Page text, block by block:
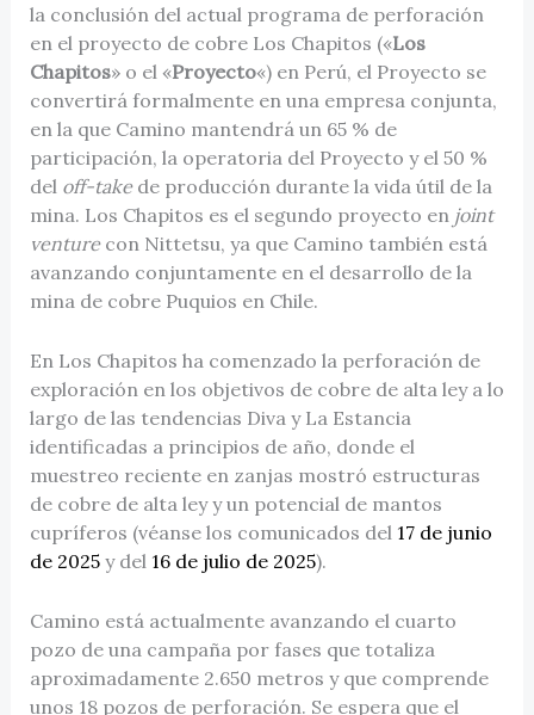
la conclusión del actual programa de perforación
en el proyecto de cobre Los Chapitos («Los
Chapitos» o el «Proyecto«) en Perú, el Proyecto se
convertirá formalmente en una empresa conjunta,
en la que Camino mantendrá un 65 % de
participación, la operatoria del Proyecto y el 50 %
del off-takede producción durante la vida útil de la
mina. Los Chapitos es el segundo proyecto en joint
venturecon Nittetsu, ya que Camino también está
avanzando conjuntamente en el desarrollo de la
mina de cobre Puquios en Chile.
En Los Chapitos ha comenzado la perforación de
exploración en los objetivos de cobre de alta ley a lo
largo de las tendencias Diva y La Estancia
identificadas a principios de año, donde el
muestreo reciente en zanjas mostró estructuras
de cobre de alta ley y un potencial de mantos
cupríferos (véanse los comunicados del 17 de junio
de 2025y del 16 de julio de 2025).
Camino está actualmente avanzando el cuarto
pozo de una campaña por fases que totaliza
aproximadamente 2.650 metros y que comprende
unos 18 pozos de perforación. Se espera que el